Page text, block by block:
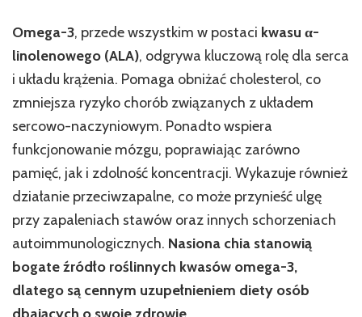
Omega-3, przede wszystkim w postaci kwasu α-
linolenowego (ALA), odgrywa kluczową rolę dla serca
i układu krążenia. Pomaga obniżać cholesterol, co
zmniejsza ryzyko chorób związanych z układem
sercowo-naczyniowym. Ponadto wspiera
funkcjonowanie mózgu, poprawiając zarówno
pamięć, jak i zdolność koncentracji. Wykazuje również
działanie przeciwzapalne, co może przynieść ulgę
przy zapaleniach stawów oraz innych schorzeniach
autoimmunologicznych. Nasiona chia stanowią
bogate źródło roślinnych kwasów omega-3,
dlatego są cennym uzupełnieniem diety osób